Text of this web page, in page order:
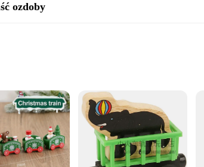
ozdoby
crafted wooden Christmas village that is not just
the charm of wooden Christmas decorations. The